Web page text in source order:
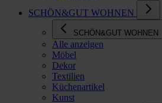
SCHÖN&GUT WOHNEN
SCHÖN&GUT WOHNEN
Alle anzeigen
Möbel
Dekor
Textilien
Küchenartikel
Kunst